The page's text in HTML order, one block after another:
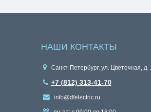
НАШИ КОНТАКТЫ
Санкт-Петербург, ул. Цветочная, д.
+7 (812) 313-41-70
info@dfelectric.ru